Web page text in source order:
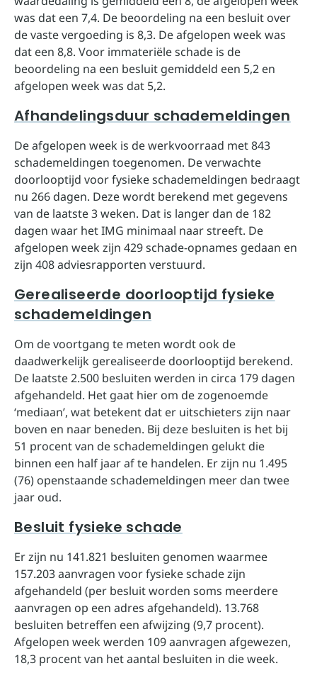
was dat een 7,4. De beoordeling na een besluit over
de vaste vergoeding is 8,3. De afgelopen week was
dat een 8,8. Voor immateriële schade is de
beoordeling na een besluit gemiddeld een 5,2 en
afgelopen week was dat 5,2.
Afhandelingsduur schademeldingen
De afgelopen week is de werkvoorraad met 843
schademeldingen toegenomen. De verwachte
doorlooptijd voor fysieke schademeldingen bedraagt
nu 266 dagen. Deze wordt berekend met gegevens
van de laatste 3 weken. Dat is langer dan de 182
dagen waar het IMG minimaal naar streeft. De
afgelopen week zijn 429 schade-opnames gedaan en
zijn 408 adviesrapporten verstuurd.
Gerealiseerde doorlooptijd fysieke
schademeldingen
Om de voortgang te meten wordt ook de
daadwerkelijk gerealiseerde doorlooptijd berekend.
De laatste 2.500 besluiten werden in circa 179 dagen
afgehandeld. Het gaat hier om de zogenoemde
‘mediaan’, wat betekent dat er uitschieters zijn naar
boven en naar beneden. Bij deze besluiten is het bij
51 procent van de schademeldingen gelukt die
binnen een half jaar af te handelen. Er zijn nu 1.495
(76) openstaande schademeldingen meer dan twee
jaar oud.
Besluit fysieke schade
Er zijn nu 141.821 besluiten genomen waarmee
157.203 aanvragen voor fysieke schade zijn
afgehandeld (per besluit worden soms meerdere
aanvragen op een adres afgehandeld). 13.768
besluiten betreffen een afwijzing (9,7 procent).
Afgelopen week werden 109 aanvragen afgewezen,
18,3 procent van het aantal besluiten in die week.